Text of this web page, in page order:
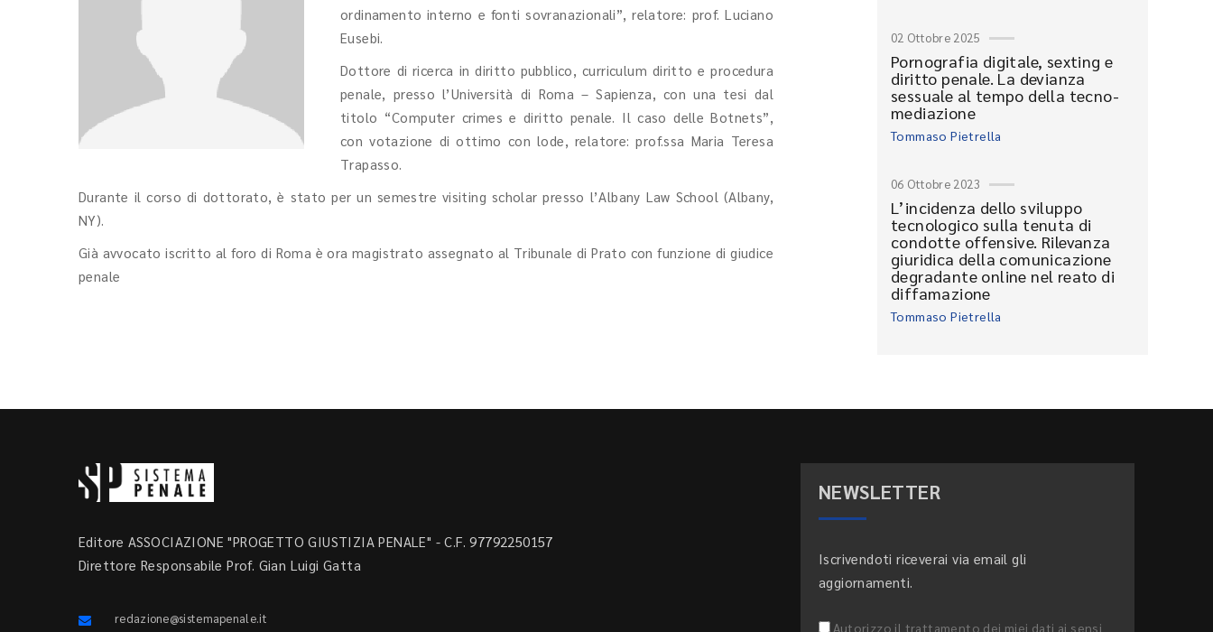
ordinamento interno e fonti sovranazionali”, relatore: prof. Luciano
Eusebi.
Dottore di ricerca in diritto pubblico, curriculum diritto e procedura
penale, presso l’Università di Roma – Sapienza, con una tesi dal
titolo “Computer crimes e diritto penale. Il caso delle Botnets”,
con votazione di ottimo con lode, relatore: prof.ssa Maria Teresa
Trapasso.
Durante il corso di dottorato, è stato per un semestre visiting scholar presso l’Albany Law School (Albany,
NY).
Già avvocato iscritto al foro di Roma è ora magistrato assegnato al Tribunale di Prato con funzione di giudice
penale
02 Ottobre 2025
Pornografia digitale, sexting e
diritto penale. La devianza
sessuale al tempo della tecno-
mediazione
Tommaso Pietrella
06 Ottobre 2023
L’incidenza dello sviluppo
tecnologico sulla tenuta di
condotte offensive. Rilevanza
giuridica della comunicazione
degradante online nel reato di
diffamazione
Tommaso Pietrella
Editore ASSOCIAZIONE "PROGETTO GIUSTIZIA PENALE" - C.F. 97792250157
Direttore Responsabile Prof. Gian Luigi Gatta
redazione@sistemapenale.it
NEWSLETTER
Iscrivendoti riceverai via email gli
aggiornamenti.
Autorizzo il trattamento dei miei dati ai sensi